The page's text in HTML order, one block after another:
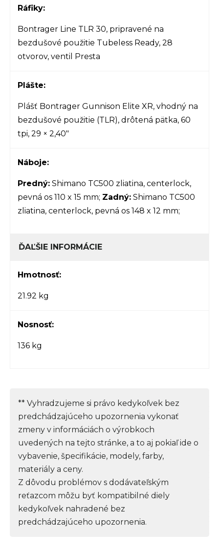
Ráfiky:
Bontrager Line TLR 30, pripravené na
bezdušové použitie Tubeless Ready, 28
otvorov, ventil Presta
Plášte:
Plášť Bontrager Gunnison Elite XR, vhodný na
bezdušové použitie (TLR), drôtená pätka, 60
tpi, 29 × 2,40"
Náboje:
Predný: Shimano TC500 zliatina, centerlock,
pevná os 110 x 15 mm; Zadný: Shimano TC500
zliatina, centerlock, pevná os 148 x 12 mm;
ĎAĽŠIE INFORMÁCIE
Hmotnosť:
21.92 kg
Nosnosť:
136 kg
** Vyhradzujeme si právo kedykoľvek bez
predchádzajúceho upozornenia vykonať
zmeny v informáciách o výrobkoch
uvedených na tejto stránke, a to aj pokiaľ ide o
vybavenie, špecifikácie, modely, farby,
materiály a ceny.
Z dôvodu problémov s dodávateľským
reťazcom môžu byť kompatibilné diely
kedykoľvek nahradené bez
predchádzajúceho upozornenia.